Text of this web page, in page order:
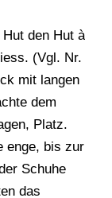
den Hut à
(Vgl. Nr.
mit langen
dem
Platz.
enge, bis zur
Schuhe
das